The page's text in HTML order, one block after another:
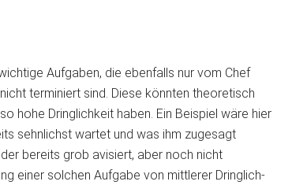
Aufgaben, die ebenfalls nur vom Chef
terminiert sind. Diese könnten theoretisch
hohe Dringlichkeit haben. Ein Beispiel wäre hier
sehnlichst wartet und was ihm zugesagt
bereits grob avisiert, aber noch nicht
einer solchen Aufgabe von mittlerer Dringlich-